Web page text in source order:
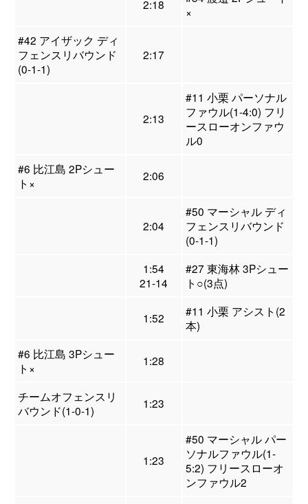
2:18
×
#42 アイザック ディ
フェンスリバウンド
(0-1-1)
2:17
2:13
#11 小栗 パーソナル
ファウル(1-4:0) フリ
ースローオンファウ
ル0
#6 比江島 2Pシュー
ト×
2:06
2:04
#50 マーシャル ディ
フェンスリバウンド
(0-1-1)
1:54
21-14
#27 東海林 3Pシュー
ト○(3点)
1:52
#11 小栗 アシスト(2
本)
#6 比江島 3Pシュー
ト×
1:28
チームオフェンスリ
バウンド(1-0-1)
1:23
1:23
#50 マーシャル パー
ソナルファウル(1-
5:2) フリースローオ
ンファウル2